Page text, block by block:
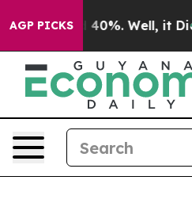
AGP PICKS
Around 40%. Well, it Didn’t